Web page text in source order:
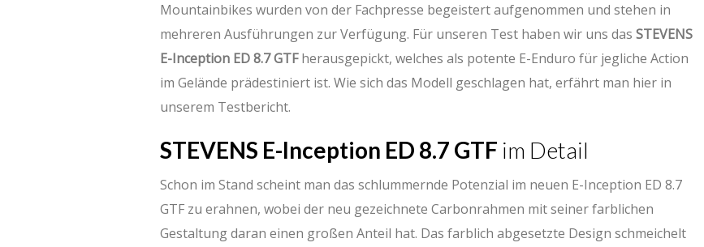
Mountainbikes wurden von der Fachpresse begeistert aufgenommen und stehen in
mehreren Ausführungen zur Verfügung. Für unseren Test haben wir uns das STEVENS
E-Inception ED 8.7 GTFherausgepickt, welches als potente E-Enduro für jegliche Action
im Gelände prädestiniert ist. Wie sich das Modell geschlagen hat, erfährt man hier in
unserem Testbericht.
STEVENS E-Inception ED 8.7 GTF im Detail
Schon im Stand scheint man das schlummernde Potenzial im neuen E-Inception ED 8.7
GTF zu erahnen, wobei der neu gezeichnete Carbonrahmen mit seiner farblichen
Gestaltung daran einen großen Anteil hat. Das farblich abgesetzte Design schmeichelt